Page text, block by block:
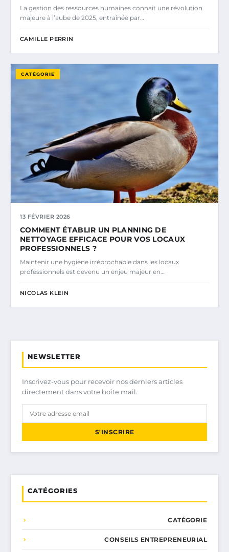
La gestion des ressources humaines connaît une révolution
majeure à l’aube de 2025, entraînée par…
CAMILLE PERRIN
CATÉGORIE
13 FÉVRIER 2026
COMMENT ÉTABLIR UN PLANNING DE
NETTOYAGE EFFICACE POUR VOS LOCAUX
PROFESSIONNELS ?
Maintenir une hygiène irréprochable dans les locaux
professionnels est devenu un enjeu majeur en…
NICOLAS KLEIN
NEWSLETTER
Inscrivez-vous pour recevoir nos derniers articles
directement dans votre boîte mail.
S'INSCRIRE
CATÉGORIES
CATÉGORIE
CONSEILS ENTREPRENEURIAL